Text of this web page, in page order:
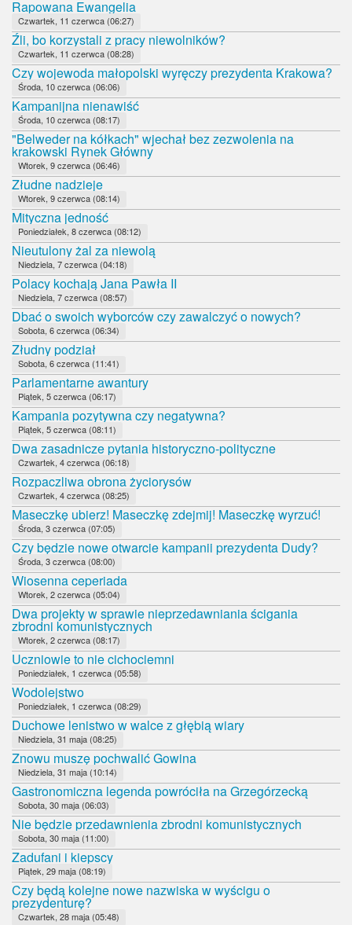
Rapowana Ewangelia
Czwartek, 11 czerwca (06:27)
Źli, bo korzystali z pracy niewolników?
Czwartek, 11 czerwca (08:28)
Czy wojewoda małopolski wyręczy prezydenta Krakowa?
Środa, 10 czerwca (06:06)
Kampanijna nienawiść
Środa, 10 czerwca (08:17)
"Belweder na kółkach" wjechał bez zezwolenia na
krakowski Rynek Główny
Wtorek, 9 czerwca (06:46)
Złudne nadzieje
Wtorek, 9 czerwca (08:14)
Mityczna jedność
Poniedziałek, 8 czerwca (08:12)
Nieutulony żal za niewolą
Niedziela, 7 czerwca (04:18)
Polacy kochają Jana Pawła II
Niedziela, 7 czerwca (08:57)
Dbać o swoich wyborców czy zawalczyć o nowych?
Sobota, 6 czerwca (06:34)
Złudny podział
Sobota, 6 czerwca (11:41)
Parlamentarne awantury
Piątek, 5 czerwca (06:17)
Kampania pozytywna czy negatywna?
Piątek, 5 czerwca (08:11)
Dwa zasadnicze pytania historyczno-polityczne
Czwartek, 4 czerwca (06:18)
Rozpaczliwa obrona życiorysów
Czwartek, 4 czerwca (08:25)
Maseczkę ubierz! Maseczkę zdejmij! Maseczkę wyrzuć!
Środa, 3 czerwca (07:05)
Czy będzie nowe otwarcie kampanii prezydenta Dudy?
Środa, 3 czerwca (08:00)
Wiosenna ceperiada
Wtorek, 2 czerwca (05:04)
Dwa projekty w sprawie nieprzedawniania ścigania
zbrodni komunistycznych
Wtorek, 2 czerwca (08:17)
Uczniowie to nie cichociemni
Poniedziałek, 1 czerwca (05:58)
Wodolejstwo
Poniedziałek, 1 czerwca (08:29)
Duchowe lenistwo w walce z głębią wiary
Niedziela, 31 maja (08:25)
Znowu muszę pochwalić Gowina
Niedziela, 31 maja (10:14)
Gastronomiczna legenda powróciła na Grzegórzecką
Sobota, 30 maja (06:03)
Nie będzie przedawnienia zbrodni komunistycznych
Sobota, 30 maja (11:00)
Zadufani i kiepscy
Piątek, 29 maja (08:19)
Czy będą kolejne nowe nazwiska w wyścigu o
prezydenturę?
Czwartek, 28 maja (05:48)